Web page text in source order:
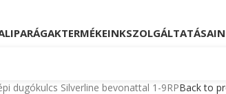
IPARÁGAKTERMÉKEINK
dugókulcs Silverline bevonattal 1-9RPBack to